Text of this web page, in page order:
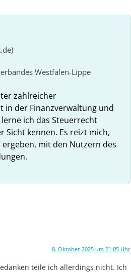
Westfalen-Lippe
zahlreicher
in der Finanzverwaltung und
ich das Steuerrecht
kennen. Es reizt mich,
mit den Nutzern des
8. Oktober 2025 um 21:05 Uhr
teile ich allerdings nicht. Ich